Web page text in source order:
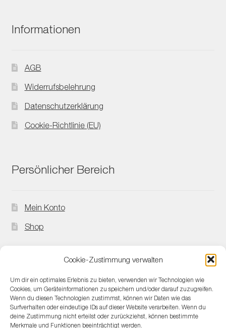
Cookie-Zustimmung verwalten
Um dir ein optimales Erlebnis zu bieten, verwenden wir Technologien wie
Cookies, um Geräteinformationen zu speichern und/oder darauf zuzugreifen.
Wenn du diesen Technologien zustimmst, können wir Daten wie das
Surfverhalten oder eindeutige IDs auf dieser Website verarbeiten. Wenn du
deine Zustimmung nicht erteilst oder zurückziehst, können bestimmte
Merkmale und Funktionen beeinträchtigt werden.
Informationen
AGB
Widerrufsbelehrung
Datenschutzerklärung
Cookie-Richtlinie (EU)
Persönlicher Bereich
Mein Konto
Shop
Kontakt